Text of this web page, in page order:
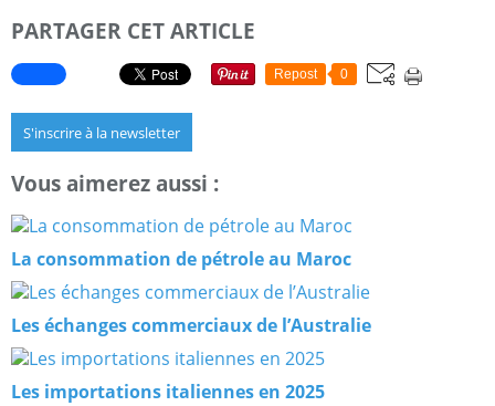
PARTAGER CET ARTICLE
Repost 0
S'inscrire à la newsletter
Vous aimerez aussi :
La consommation de pétrole au Maroc
Les échanges commerciaux de l’Australie
Les importations italiennes en 2025